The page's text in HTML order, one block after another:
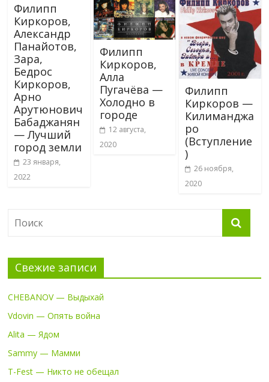
Филипп
Киркоров,
Александр
Панайотов,
Зара,
Бедрос
Киркоров,
Арно
Арутюнович
Бабаджанян
— Лучший
город земли
23 января,
2022
Филипп
Киркоров,
Алла
Пугачёва —
Холодно в
городе
12 августа,
2020
Филипп
Киркоров —
Килиманджа
ро
(Вступление
)
26 ноября,
2020
Свежие записи
CHEBANOV — Выдыхай
Vdovin — Опять война
Alita — Ядом
Sammy — Мамми
T-Fest — Никто не обещал